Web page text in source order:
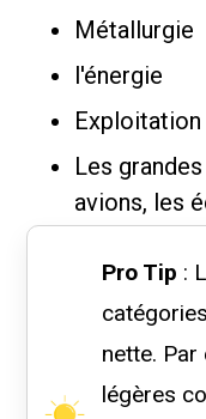
Métallurgie
l'énergie
Les
avions, les
Pro Tip :
nette. Par
légères